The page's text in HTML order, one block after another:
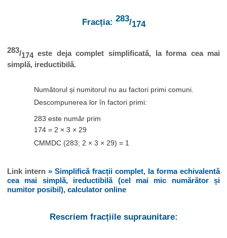
Fracția: 283/174
283/174 este deja complet simplificată, la forma cea mai
simplă, ireductibilă.
Numătorul și numitorul nu au factori primi comuni.
Descompunerea lor în factori primi:
283 este număr prim
174 = 2 × 3 × 29
CMMDC (283; 2 × 3 × 29) = 1
Link intern » Simplifică fracții complet, la forma echivalentă
cea mai simplă, ireductibilă (cel mai mic numărător și
numitor posibil), calculator online
Rescriem fracțiile supraunitare: